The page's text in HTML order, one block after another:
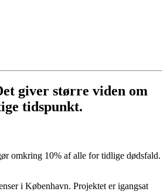
giver større viden om
tidspunkt.
omkring 10% af alle for tidlige dødsfald.
i København. Projektet er igangsat